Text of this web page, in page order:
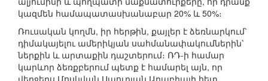
կազմեն համապատասխանաբար 20% և 50%։
Ռուսական կողմն, իր հերթին, քայլեր է ձեռնարկում՝
դիմակայելու ամերիկյան սահմանափակումներին՝
ներքին և արտաքին դաշտերում։ ՌԴ-ի համար
կարևոր ձեռքբերում պետք է համարել այն, որ